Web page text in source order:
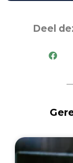
Deel